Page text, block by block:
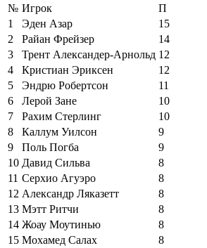
№ Игрок
П
1
Эден Азар
15
2
Райан Фрейзер
14
3
Трент Александер-Арнольд 12
4
Кристиан Эриксен
12
5
Эндрю Робертсон
11
6
Лерой Зане
10
7
Рахим Стерлинг
10
8
Каллум Уилсон
9
9
Поль Погба
9
10 Давид Сильва
8
11 Серхио Агуэро
8
12 Александр Ляказетт
8
13 Мэтт Ритчи
8
14 Жоау Моутинью
8
15 Мохамед Салах 8